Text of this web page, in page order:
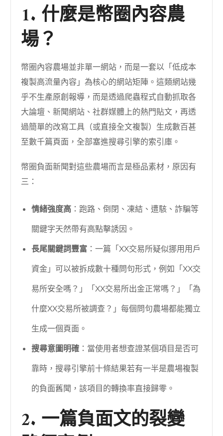
1. 什麼是幣圈內容農
場？
幣圈內容農場並非單一網站，而是一套以「低成本
複製高流量內容」為核心的網站矩陣。這類網站幾
乎不生產原創報導，而是透過爬蟲程式自動抓取各
大論壇、新聞網站、社群媒體上的熱門貼文，再透
過簡單的改寫工具（或直接全文複製）生成數百甚
至數千篇頁面，全部塞進搜尋引擎的索引庫。
幣圈負面新聞對這些農場而言是極品素材，原因有
三：
情緒強度高 ：跑路、倒閉、凍結、遭駭、詐騙等
關鍵字天然帶有高點擊誘因。
長尾關鍵詞豐富 ：一篇「XX交易所疑似挪用用戶
資金」可以被拆成數十種問句形式，例如「XX交
易所安全嗎？」「XX交易所出金正常嗎？」「為
什麼XX交易所被調查？」每個問句農場都能獨立
生成一個頁面。
搜尋意圖明確 ：當使用者想查證某個項目是否可
靠時，搜尋引擎前十條結果若有一半是農場複製
的負面舊聞，該項目的轉換率直接歸零。
2. 一篇負面文的裂變